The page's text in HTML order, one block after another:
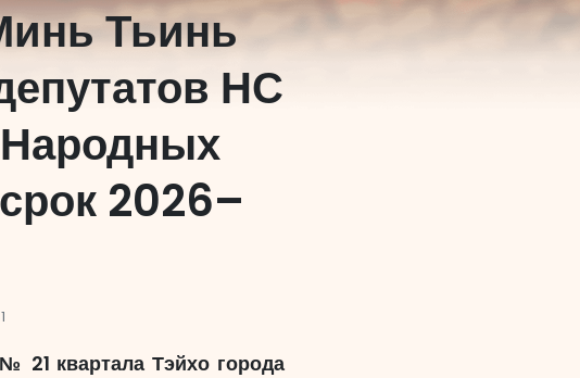
Тьинь
НС
2026–
21 квартала Тэйхо города